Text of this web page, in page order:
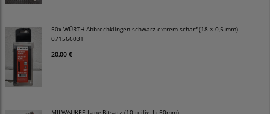
50x WÜRTH Abbrechklingen schwarz extrem scharf (18 × 0,5 mm)
071566031
20,00 €
MILWAUKEE Lang-Bitsatz (10-teilig, L: 50mm)